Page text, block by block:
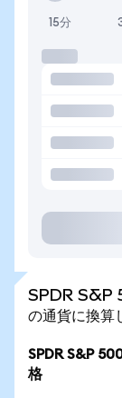
15分
SPDR S&P
の通貨に換算
SPDR S&P
格